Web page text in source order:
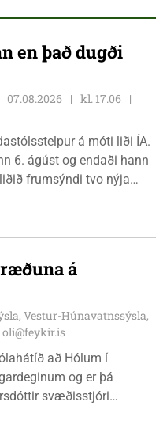
en það dugði
07.08.2026
kl. 17.06
á móti liði ÍA.
6. ágúst og endaði hann
frumsýndi tvo nýja
á
Vestur-Húnavatnssýsla,
oli@feykir.is
að Hólum í
og er þá
svæðisstjóri